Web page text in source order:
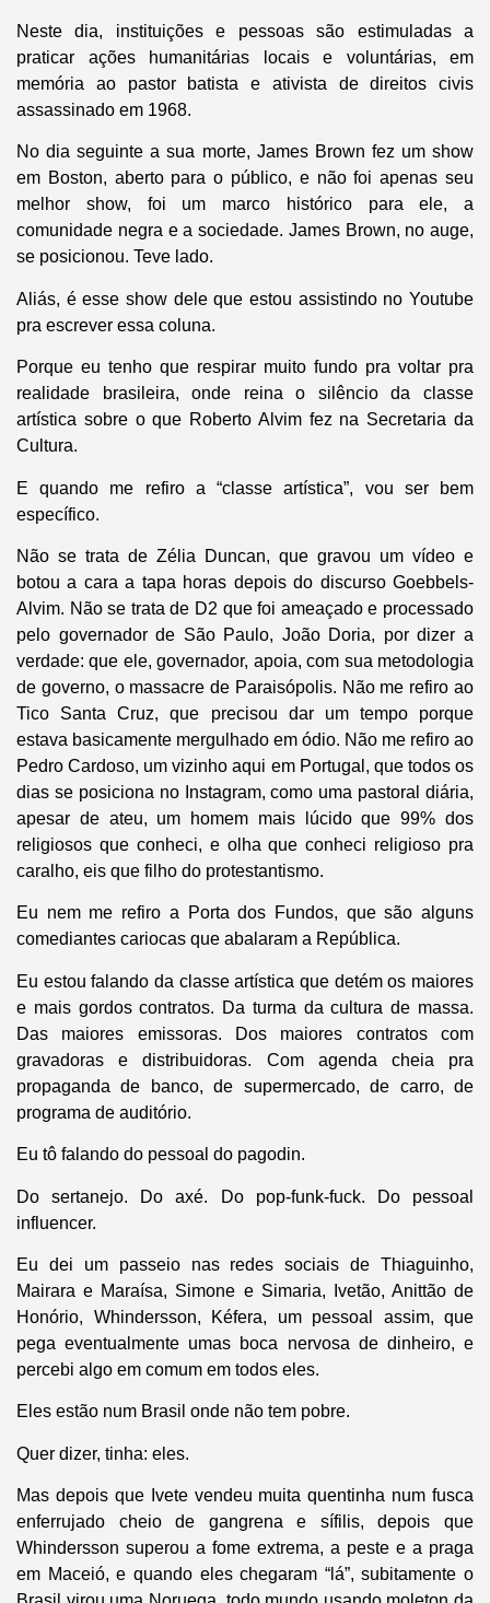
Neste dia, instituições e pessoas são estimuladas a
praticar ações humanitárias locais e voluntárias, em
memória ao pastor batista e ativista de direitos civis
assassinado em 1968.
No dia seguinte a sua morte, James Brown fez um show
em Boston, aberto para o público, e não foi apenas seu
melhor show, foi um marco histórico para ele, a
comunidade negra e a sociedade. James Brown, no auge,
se posicionou. Teve lado.
Aliás, é esse show dele que estou assistindo no Youtube
pra escrever essa coluna.
Porque eu tenho que respirar muito fundo pra voltar pra
realidade brasileira, onde reina o silêncio da classe
artística sobre o que Roberto Alvim fez na Secretaria da
Cultura.
E quando me refiro a “classe artística”, vou ser bem
específico.
Não se trata de Zélia Duncan, que gravou um vídeo e
botou a cara a tapa horas depois do discurso Goebbels-
Alvim. Não se trata de D2 que foi ameaçado e processado
pelo governador de São Paulo, João Doria, por dizer a
verdade: que ele, governador, apoia, com sua metodologia
de governo, o massacre de Paraisópolis. Não me refiro ao
Tico Santa Cruz, que precisou dar um tempo porque
estava basicamente mergulhado em ódio. Não me refiro ao
Pedro Cardoso, um vizinho aqui em Portugal, que todos os
dias se posiciona no Instagram, como uma pastoral diária,
apesar de ateu, um homem mais lúcido que 99% dos
religiosos que conheci, e olha que conheci religioso pra
caralho, eis que filho do protestantismo.
Eu nem me refiro a Porta dos Fundos, que são alguns
comediantes cariocas que abalaram a República.
Eu estou falando da classe artística que detém os maiores
e mais gordos contratos. Da turma da cultura de massa.
Das maiores emissoras. Dos maiores contratos com
gravadoras e distribuidoras. Com agenda cheia pra
propaganda de banco, de supermercado, de carro, de
programa de auditório.
Eu tô falando do pessoal do pagodin.
Do sertanejo. Do axé. Do pop-funk-fuck. Do pessoal
influencer.
Eu dei um passeio nas redes sociais de Thiaguinho,
Mairara e Maraísa, Simone e Simaria, Ivetão, Anittão de
Honório, Whindersson, Kéfera, um pessoal assim, que
pega eventualmente umas boca nervosa de dinheiro, e
percebi algo em comum em todos eles.
Eles estão num Brasil onde não tem pobre.
Quer dizer, tinha: eles.
Mas depois que Ivete vendeu muita quentinha num fusca
enferrujado cheio de gangrena e sífilis, depois que
Whindersson superou a fome extrema, a peste e a praga
em Maceió, e quando eles chegaram “lá”, subitamente o